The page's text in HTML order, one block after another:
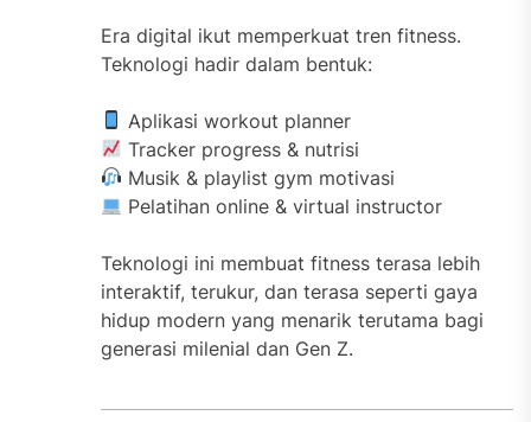
Era digital ikut memperkuat tren fitness.
Teknologi hadir dalam bentuk:
Aplikasi workout planner
Tracker progress & nutrisi
Musik & playlist gym motivasi
Pelatihan online & virtual instructor
Teknologi ini membuat fitness terasa lebih
interaktif, terukur, dan terasa seperti gaya
hidup modern yang menarik terutama bagi
generasi milenial dan Gen Z.